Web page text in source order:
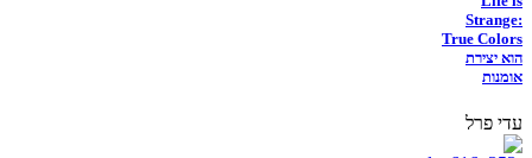
Strange:
True Colors
הוא יצירת
אומנות
עדי פרל